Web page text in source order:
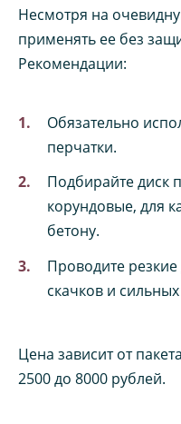
Несмотря на
применять ее без
Рекомендации:
Обязательно
перчатки.
Подбирайте диск
корундовые, для
бетону.
Проводите
скачков и
Цена зависит от
2500 до 8000 рублей.